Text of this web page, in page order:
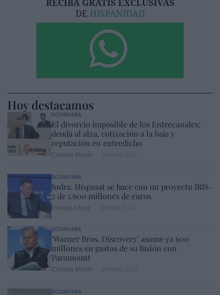
Hoy destacamos
ECONOMÍA
El divorcio imposible de los Entrecanales:
deuda al alza, cotización a la baja y
reputación en entredicho
ECONOMÍA
Indra. Hispasat se hace con un proyecto IRIS-
2 de 1.600 millones de euros
ECONOMÍA
‘Warner Bros. Discovery’ asume ya 600
millones en gastos de su fusión con
Paramount
ECONOMÍA